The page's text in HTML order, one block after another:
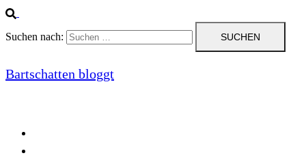
Suchen nach:
Bartschatten bloggt